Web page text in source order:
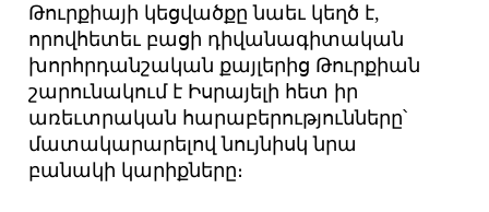
Թուրքիայի կեցվածքը նաեւ կեղծ է,
որովհետեւ բացի դիվանագիտական
խորհրդանշական քայլերից Թուրքիան
շարունակում է Իսրայելի հետ իր
առեւտրական հարաբերությունները՝
մատակարարելով նույնիսկ նրա
բանակի կարիքները։